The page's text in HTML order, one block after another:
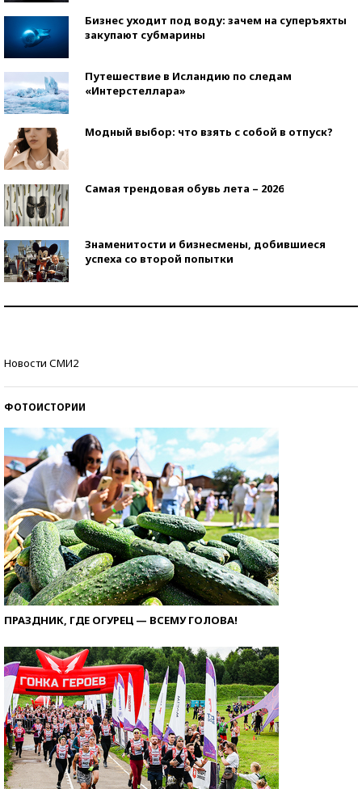
Бизнес уходит под воду: зачем на суперъяхты
закупают субмарины
Путешествие в Исландию по следам
«Интерстеллара»
Модный выбор: что взять с собой в отпуск?
Самая трендовая обувь лета – 2026
Знаменитости и бизнесмены, добившиеся
успеха со второй попытки
Новости СМИ2
ФОТОИСТОРИИ
ПРАЗДНИК, ГДЕ ОГУРЕЦ — ВСЕМУ ГОЛОВА!